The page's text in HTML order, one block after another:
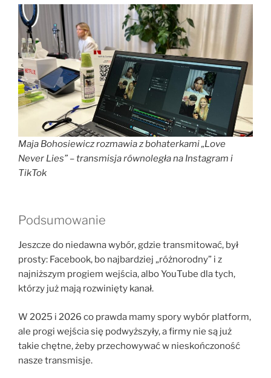
Maja Bohosiewicz rozmawia z bohaterkami „Love
Never Lies” – transmisja równoległa na Instagram i
TikTok
Podsumowanie
Jeszcze do niedawna wybór, gdzie transmitować, był
prosty: Facebook, bo najbardziej „różnorodny” i z
najniższym progiem wejścia, albo YouTube dla tych,
którzy już mają rozwinięty kanał.
W 2025 i 2026 co prawda mamy spory wybór platform,
ale progi wejścia się podwyższyły, a firmy nie są już
takie chętne, żeby przechowywać w nieskończoność
nasze transmisje.